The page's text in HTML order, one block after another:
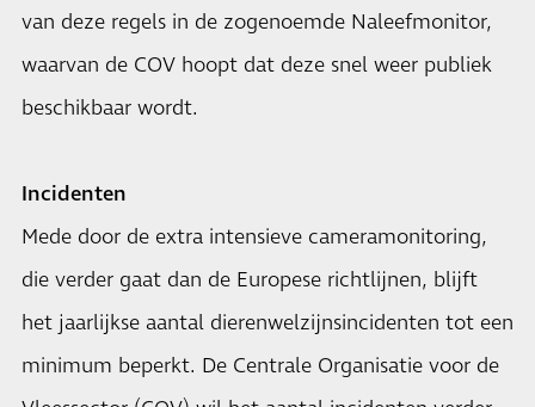
van deze regels in de zogenoemde Naleefmonitor,
waarvan de COV hoopt dat deze snel weer publiek
beschikbaar wordt.
Incidenten
Mede door de extra intensieve cameramonitoring,
die verder gaat dan de Europese richtlijnen, blijft
het jaarlijkse aantal dierenwelzijnsincidenten tot een
minimum beperkt. De Centrale Organisatie voor de